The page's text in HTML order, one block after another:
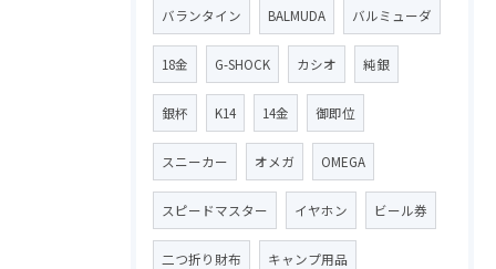
バランタイン BALMUDA バルミューダ
18金 G-SHOCK カシオ 純銀
銀杯 K14 14金 御即位
スニーカー オメガ OMEGA
スピードマスター イヤホン ビール券
二つ折り財布 キャンプ用品